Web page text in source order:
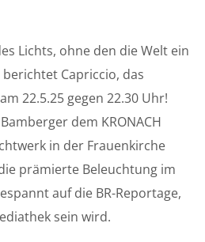
Lichts, ohne den die Welt ein
Capriccio, das
22.5.25 gegen 22.30 Uhr!
dem KRONACH
in der Frauenkirche
prämierte Beleuchtung im
auf die BR-Reportage,
sein wird.